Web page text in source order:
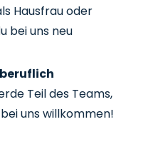
Hausfrau oder
bei uns neu
Teil des Teams,
uns willkommen!